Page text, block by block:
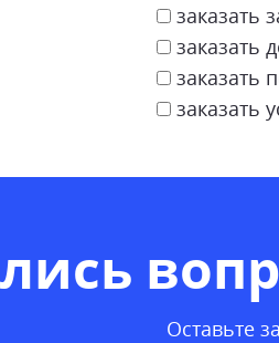
заказать
заказать
заказать
заказать
Оставьте